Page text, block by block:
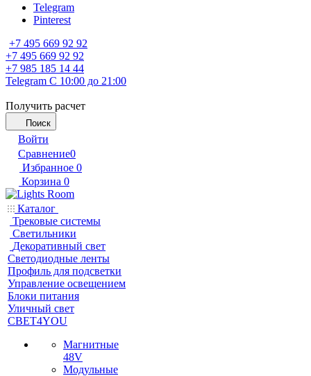
Telegram
Pinterest
+7 495 669 92 92
+7 495 669 92 92
+7 985 185 14 44
Telegram С 10:00 до 21:00
Получить расчет
Поиск
Войти
Сравнение0
Избранное 0
Корзина 0
Каталог
Трековые системы
Светильники
Декоративный свет
Светодиодные ленты
Профиль для подсветки
Управление освещением
Блоки питания
Уличный свет
СВЕТ4YOU
Магнитные
48V
Модульные